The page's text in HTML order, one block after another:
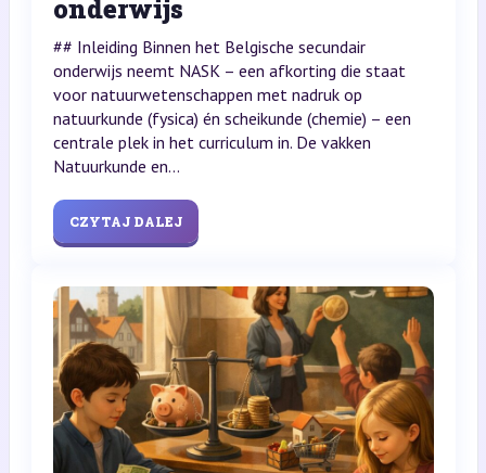
onderwijs
## Inleiding Binnen het Belgische secundair
onderwijs neemt NASK – een afkorting die staat
voor natuurwetenschappen met nadruk op
natuurkunde (fysica) én scheikunde (chemie) – een
centrale plek in het curriculum in. De vakken
Natuurkunde en...
CZYTAJ DALEJ